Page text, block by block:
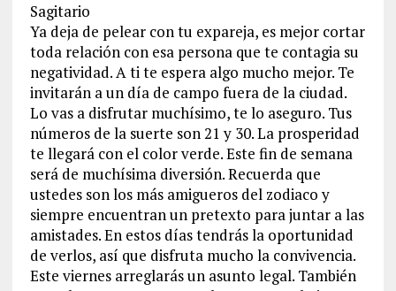
Sagitario
Ya deja de pelear con tu expareja, es mejor cortar
toda relación con esa persona que te contagia su
negatividad. A ti te espera algo mucho mejor. Te
invitarán a un día de campo fuera de la ciudad.
Lo vas a disfrutar muchísimo, te lo aseguro. Tus
números de la suerte son 21 y 30. La prosperidad
te llegará con el color verde. Este fin de semana
será de muchísima diversión. Recuerda que
ustedes son los más amigueros del zodiaco y
siempre encuentran un pretexto para juntar a las
amistades. En estos días tendrás la oportunidad
de verlos, así que disfruta mucho la convivencia.
Este viernes arreglarás un asunto legal. También